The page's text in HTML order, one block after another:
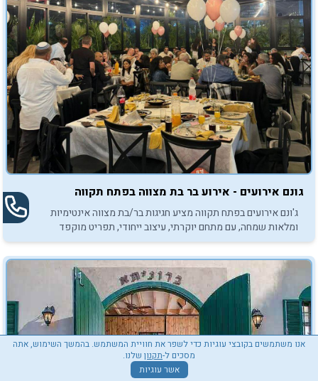
גונם אירועים - אירוע בר בת מצווה בפתח תקווה
ג'ונם אירועים בפתח תקווה מציע חגיגות בר/בת מצווה אינטימיות
ומלאות שמחה, עם מתחם יוקרתי, עיצוב ייחודי, תפריט מוקפד
ואווירה בלתי נשכחת.
אנו משתמשים בקובצי עוגיות כדי לשפר את חוויית המשתמש. בהמשך השימוש, אתה
מסכים ל-תקנון שלנו.
אשר עוגיות